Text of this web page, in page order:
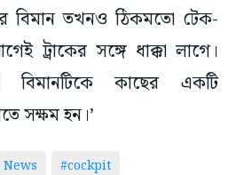
বিমান তখনও ঠিকমতো টেক-
ট্রাকের সঙ্গে ধাক্কা লাগে।
কাছের একটি
সক্ষম হন।’
#cockpit